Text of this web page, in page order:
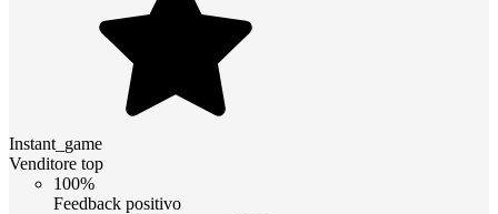
Instant_game
Venditore top
100%
Feedback positivo